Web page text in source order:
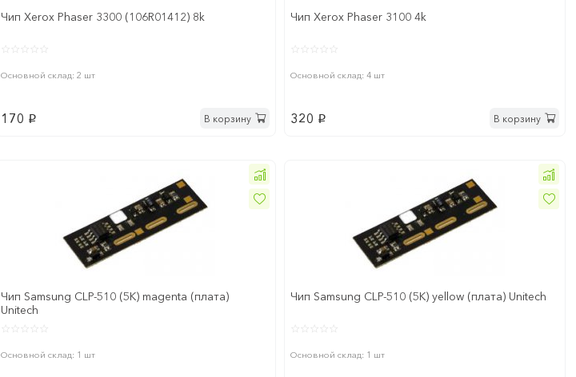
Чип Xerox Phaser 3300 (106R01412) 8k
Основной склад: 2 шт
170 p В корзину
Чип Xerox Phaser 3100 4k
Основной склад: 4 шт
320 p В корзину
Чип Samsung CLP-510 (5K) magenta (плата)
Unitech
Основной склад: 1 шт
Чип Samsung CLP-510 (5K) yellow (плата) Unitech
Основной склад: 1 шт